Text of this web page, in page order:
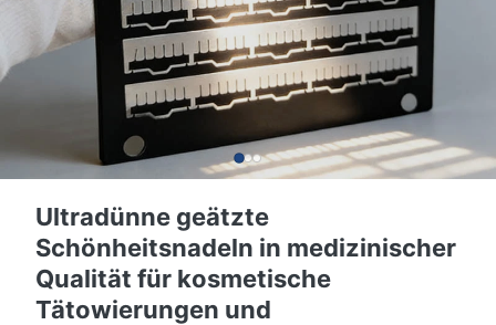
Ultradünne geätzte
Schönheitsnadeln in medizinischer
Qualität für kosmetische
Tätowierungen und